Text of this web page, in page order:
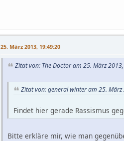
25. März 2013, 19:49:20
Zitat von: The Doctor am 25. März
Zitat von: general winter am 25.
Findet hier gerade Rassismus
Bitte erkläre mir, wie man